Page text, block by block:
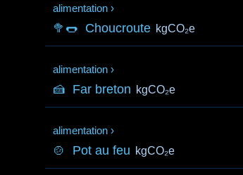
alimentation ›
🥦🌭 Choucroute kgCO₂e
alimentation ›
🍰 Far breton kgCO₂e
alimentation ›
🍲 Pot au feu kgCO₂e